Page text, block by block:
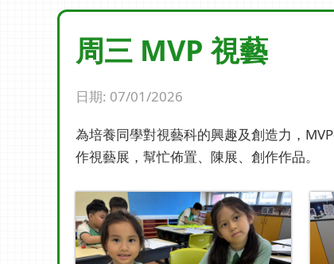
周三 MVP 視藝
日期: 07/01/2026
為培養同學對視藝科的興趣及創造力，
作視藝展，幫忙佈置、陳展、創作作品。